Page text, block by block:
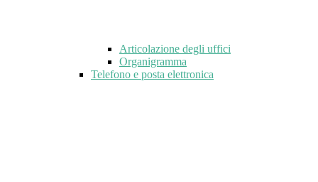
Articolazione degli uffici
Organigramma
Telefono e posta elettronica